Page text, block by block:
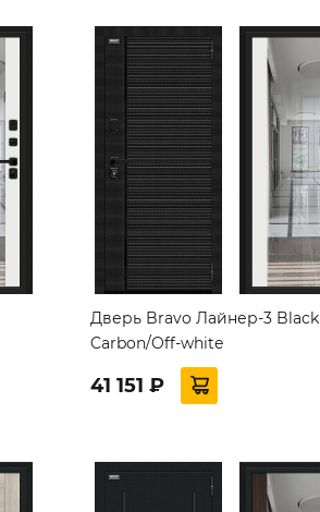
Дверь Bravo Лайнер-3 Black
Carbon/Off-white
41 151 ₽